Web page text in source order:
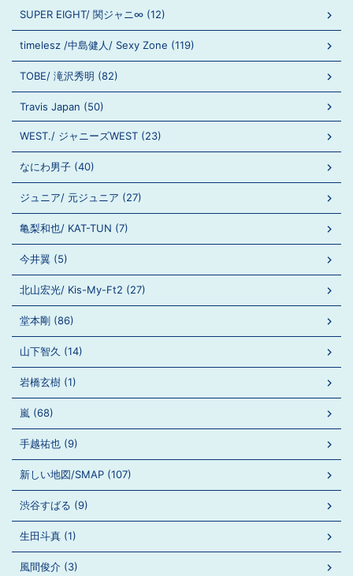
SUPER EIGHT/ 関ジャニ∞ (12)
timelesz /中島健人/ Sexy Zone (119)
TOBE/ 滝沢秀明 (82)
Travis Japan (50)
WEST./ ジャニーズWEST (23)
なにわ男子 (40)
ジュニア/ 元ジュニア (27)
亀梨和也/ KAT-TUN (7)
今井翼 (5)
北山宏光/ Kis-My-Ft2 (27)
堂本剛 (86)
山下智久 (14)
岩橋玄樹 (1)
嵐 (68)
手越祐也 (9)
新しい地図/SMAP (107)
渋谷すばる (9)
生田斗真 (1)
風間俊介 (3)